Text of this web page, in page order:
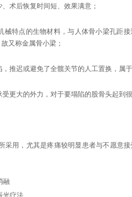
术后恢复时间短、效果满意；
械特点的生物材料，与人体骨小梁孔距
又称金属骨小梁；
，推迟或避免了全髋关节的人工置换，属
受更大的外力，对于要塌陷的股骨头起到
采用，尤其是疼痛较明显患者与不愿意
融
光疗法